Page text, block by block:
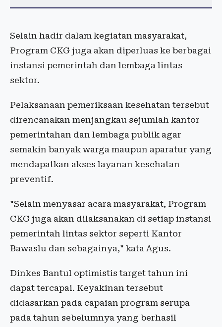
Selain hadir dalam kegiatan masyarakat,
Program CKG juga akan diperluas ke berbagai
instansi pemerintah dan lembaga lintas
sektor.
Pelaksanaan pemeriksaan kesehatan tersebut
direncanakan menjangkau sejumlah kantor
pemerintahan dan lembaga publik agar
semakin banyak warga maupun aparatur yang
mendapatkan akses layanan kesehatan
preventif.
"Selain menyasar acara masyarakat, Program
CKG juga akan dilaksanakan di setiap instansi
pemerintah lintas sektor seperti Kantor
Bawaslu dan sebagainya," kata Agus.
Dinkes Bantul optimistis target tahun ini
dapat tercapai. Keyakinan tersebut
didasarkan pada capaian program serupa
pada tahun sebelumnya yang berhasil